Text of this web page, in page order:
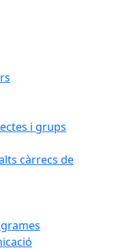
i grups
càrrecs de